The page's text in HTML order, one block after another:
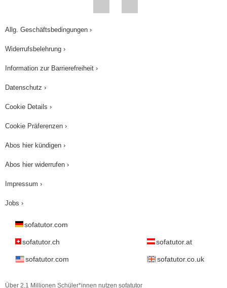
Allg. Geschäftsbedingungen ›
Widerrufsbelehrung ›
Information zur Barrierefreiheit ›
Datenschutz ›
Cookie Details ›
Cookie Präferenzen ›
Abos hier kündigen ›
Abos hier widerrufen ›
Impressum ›
Jobs ›
sofatutor.com
sofatutor.ch sofatutor.at
sofatutor.com sofatutor.co.uk
Über 2,1 Millionen Schüler*innen nutzen sofatutor